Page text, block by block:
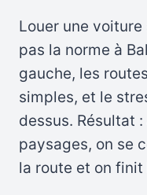
Louer une voiture
pas la norme à
gauche, les
simples, et le
dessus. Résultat
paysages, on se
la route et on finit